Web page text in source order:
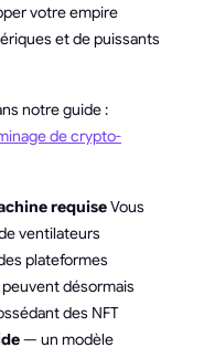
votre empire
et de puissants
notre guide :
de crypto-
requiseVous
ventilateurs
plateformes
désormais
des NFT
— un modèle